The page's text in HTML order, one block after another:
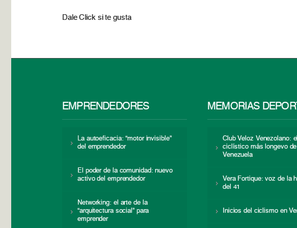
Dale Click si te gusta
EMPRENDEDORES
La autoeficacia: “motor invisible”
del emprendedor
El poder de la comunidad: nuevo
activo del emprendedor
Networking: el arte de la
“arquitectura social” para
emprender
MEMORIAS
Club Veloz Venezolano:
ciclístico más longevo de
Venezuela
Vera Fortique: voz de la
del 41
Inicios del ciclismo en